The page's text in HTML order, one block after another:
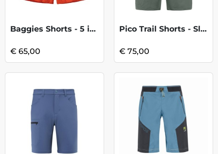
Baggies Shorts - 5 in. - Pollinator Oran
€ 65,00
Pico Trail Shorts - Slate Green
€ 75,00